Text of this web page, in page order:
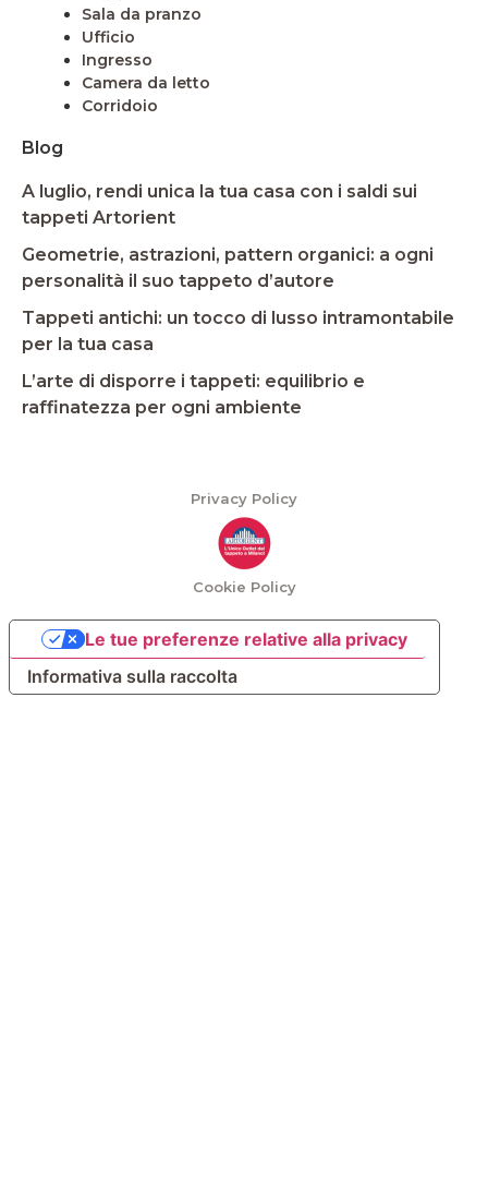
Sala da pranzo
Ufficio
Ingresso
Camera da letto
Corridoio
Blog
A luglio, rendi unica la tua casa con i saldi sui
tappeti Artorient
Geometrie, astrazioni, pattern organici: a ogni
personalità il suo tappeto d’autore
Tappeti antichi: un tocco di lusso intramontabile
per la tua casa
L’arte di disporre i tappeti: equilibrio e
raffinatezza per ogni ambiente
Privacy Policy
Cookie Policy
Informativa sulla raccolta
Le tue preferenze relative alla privacy